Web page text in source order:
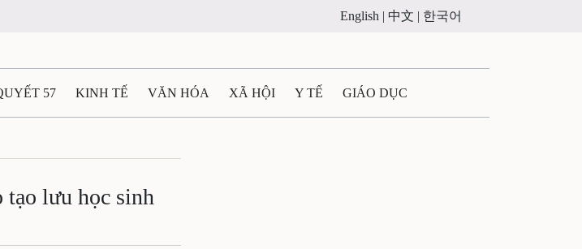
English | 中文 | 한국어
57 KINH TẾ VĂN HÓA XÃ HỘI Y TẾ GIÁO DỤC
THỂ THAO THÔNG TIN - QUẢNG CÁO
đào tạo lưu